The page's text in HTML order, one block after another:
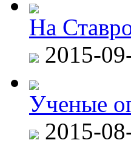
На
2015-
Ученые
2015-